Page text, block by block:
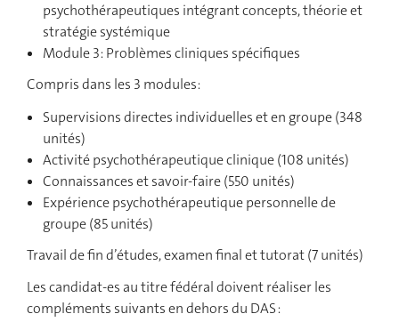
psychothérapeutiques intégrant concepts, théorie et
stratégie systémique
Module 3: Problèmes cliniques spécifiques
Compris dans les 3 modules:
Supervisions directes individuelles et en groupe (348
unités)
Activité psychothérapeutique clinique (108 unités)
Connaissances et savoir-faire (550 unités)
Expérience psychothérapeutique personnelle de
groupe (85 unités)
Travail de fin d’études, examen final et tutorat (7 unités)
Les candidat-es au titre fédéral doivent réaliser les
compléments suivants en dehors du DAS :